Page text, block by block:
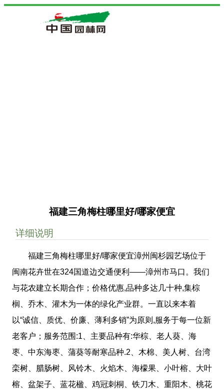
福建三角梅柱哪里好/哪家便宜
详细说明
福建三角梅柱哪里好/哪家便宜漳州闽杉园艺场位于
闽南花卉世在324国道边交通便利——漳州市马口。我们
与花农建立长期合作；价格优惠,品种多达几十种,集棕
榈、乔木、灌木为一体的绿化产业群。一直以来本着
以“诚信、质优、价廉、薄利多销”为原则,服务于每一位新
老客户；服务范围:1、主要品种有:华棕、老人葵、海
枣、中东海枣、蒲葵等耐寒品种.2、木棉、美人树、台湾
栾树、腊肠树、风铃木、火焰木、海檬果、小叶榕、大叶
榕、盆架子、蓝花楹、鸡冠刺桐、铁刀木、重阳木、桃花